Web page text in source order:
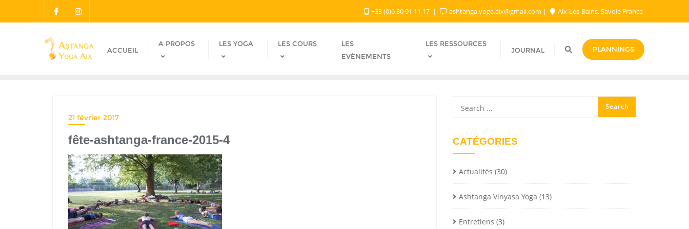
+33 (0)6 30 91 11 17 ashtanga.yoga.aix@gmail.com​ Aix-Les-Bains, Savoie France
ACCUEIL
A PROPOS LES YOGA LES COURS
LES
EVÈNEMENTS
LES RESSOURCES
JOURNAL PLANNINGS
21 février 2017
fête-ashtanga-france-2015-4 CATÉGORIES
Actualités (30)
Ashtanga Vinyasa Yoga (13)
Entretiens (3)